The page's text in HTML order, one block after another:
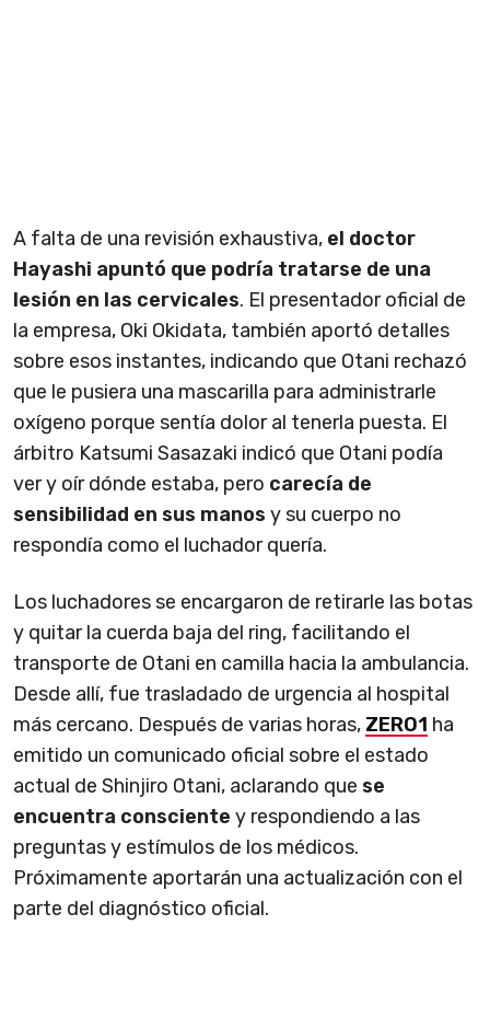
A falta de una revisión exhaustiva, el doctor
Hayashi apuntó que podría tratarse de una
lesión en las cervicales. El presentador oficial de
la empresa, Oki Okidata, también aportó detalles
sobre esos instantes, indicando que Otani rechazó
que le pusiera una mascarilla para administrarle
oxígeno porque sentía dolor al tenerla puesta. El
árbitro Katsumi Sasazaki indicó que Otani podía
ver y oír dónde estaba, pero carecía de
sensibilidad en sus manos y su cuerpo no
respondía como el luchador quería.
Los luchadores se encargaron de retirarle las botas
y quitar la cuerda baja del ring, facilitando el
transporte de Otani en camilla hacia la ambulancia.
Desde allí, fue trasladado de urgencia al hospital
más cercano. Después de varias horas, ZERO1 ha
emitido un comunicado oficial sobre el estado
actual de Shinjiro Otani, aclarando que se
encuentra consciente y respondiendo a las
preguntas y estímulos de los médicos.
Próximamente aportarán una actualización con el
parte del diagnóstico oficial.